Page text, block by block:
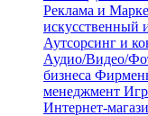
Реклама и
искусственный
Аутсорсинг и
Аудио/Видео/
бизнеса
менеджмент
Интернет-